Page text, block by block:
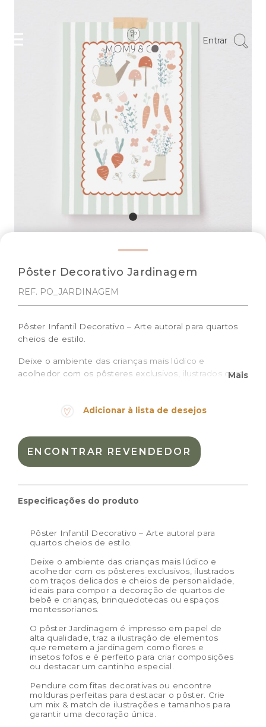
Entrar
Pôster Decorativo Jardinagem
REF. PO_JARDINAGEM
Pôster Infantil Decorativo – Arte autoral para quartos
cheios de estilo.
Deixe o ambiente das crianças mais lúdico e
acolhedor com os pôsteres exclusivos, ilustrados com
crianças, brinquedotecas ou espaços montessorianos.
qualidade, traz a ilustração de elementos que
remetem a jardinagem como flores e insetos fofos e é
cantinho especial.
Prazo de produção: 10 dias úteis + prazo de entrega
Tamanho PP (13×18 cm) – preço de venda R$ 25,00 /
preço de revenda: R$ 57,50
Tamanho P (21 x 29,7 cm) – preço de venda: R$ 32,00 /
preço de revenda: R$ 73,60
/ preço de revenda: R$ 115,00
Tamanho G (40 x 50 cm) – preço de venda: R$ 76,00 /
preço de revenda: R$ 174,80
Tamanho GG (50 x 70 cm) – preço de venda: R$ 172,00
/ preço de revenda: R$ 395,60
Cor:
Azul aqua, Fendi, Nude
Mais
Adicionar à lista de desejos
ENCONTRAR REVENDEDOR
Especificações do produto
Pôster Infantil Decorativo – Arte autoral para
quartos cheios de estilo.
Deixe o ambiente das crianças mais lúdico e
acolhedor com os pôsteres exclusivos, ilustrados
com traços delicados e cheios de personalidade,
ideais para compor a decoração de quartos de
bebê e crianças, brinquedotecas ou espaços
montessorianos.
O pôster Jardinagem é impresso em papel de
alta qualidade, traz a ilustração de elementos
que remetem a jardinagem como flores e
insetos fofos e é perfeito para criar composições
ou destacar um cantinho especial.
Pendure com fitas decorativas ou encontre
molduras perfeitas para destacar o pôster. Crie
um mix & match de ilustrações e tamanhos para
garantir uma decoração única.